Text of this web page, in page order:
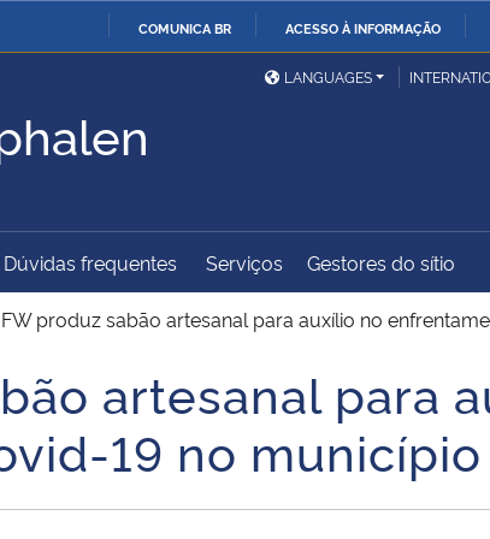
COMUNICA BR ACESSO À INFORMAÇÃO
da Defesa
Ministério das Relações
Exteriores
Ministério da Cidadania
Ministério do
Desenvolvimento Regional
Controladoria-Geral da
União
Geral da União Banco Central do Brasil
LANGUAGES
Dúvidas frequentes Serviços Gestores do sítio
produz sabão artesanal para auxílio no
artesanal para
19 no município